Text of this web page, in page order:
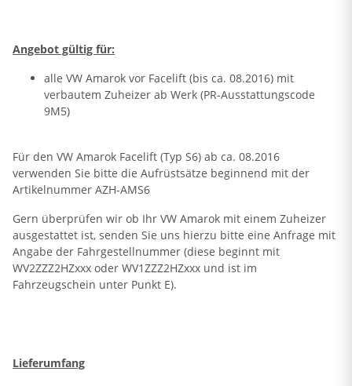
Angebot gültig für:
alle VW Amarok vor Facelift (bis ca. 08.2016) mit
verbautem Zuheizer ab Werk (PR-Ausstattungscode
9M5)
Für den VW Amarok Facelift (Typ S6) ab ca. 08.2016
verwenden Sie bitte die Aufrüstsätze beginnend mit der
Artikelnummer AZH-AMS6
Gern überprüfen wir ob Ihr VW Amarok mit einem Zuheizer
ausgestattet ist, senden Sie uns hierzu bitte eine Anfrage mit
Angabe der Fahrgestellnummer (diese beginnt mit
WV2ZZZ2HZxxx oder WV1ZZZ2HZxxx und ist im
Fahrzeugschein unter Punkt E).
Lieferumfang